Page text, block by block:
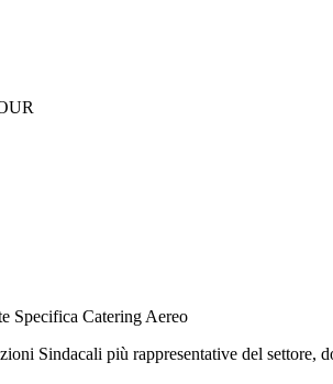
Specifica Catering Aereo
Sindacali più rappresentative del